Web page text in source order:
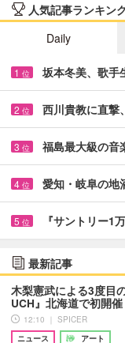
人気記事ランキン
Daily
1 位 坂本冬美、歌手
2 位 西川貴教に直撃
3 位 福島最大級の
4 位 愛知・岐阜の
5 位 『サントリー
最新記事
木梨憲武による3度目
UCH』北海道で初開
12:10 ｜ SPICER
ニュース
アート